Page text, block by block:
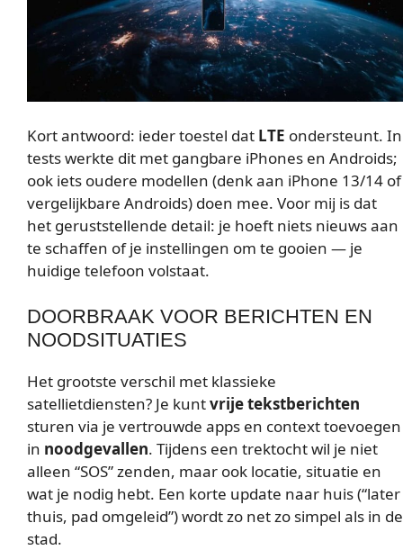
Kort antwoord: ieder toestel dat LTE ondersteunt. In
tests werkte dit met gangbare iPhones en Androids;
ook iets oudere modellen (denk aan iPhone 13/14 of
vergelijkbare Androids) doen mee. Voor mij is dat
het geruststellende detail: je hoeft niets nieuws aan
te schaffen of je instellingen om te gooien — je
huidige telefoon volstaat.
DOORBRAAK VOOR BERICHTEN EN
NOODSITUATIES
Het grootste verschil met klassieke
satellietdiensten? Je kuntvrije tekstberichten
sturen via je vertrouwde apps en context toevoegen
in noodgevallen. Tijdens een trektocht wil je niet
alleen “SOS” zenden, maar ook locatie, situatie en
wat je nodig hebt. Een korte update naar huis (“later
thuis, pad omgeleid”) wordt zo net zo simpel als in de
stad.